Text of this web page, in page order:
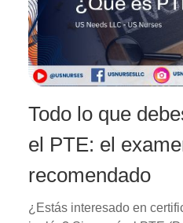
Todo lo que
el PTE: el
recomendado
¿Estás interesado en